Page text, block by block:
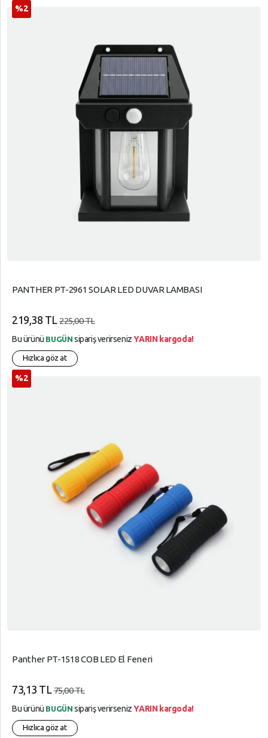
PANTHER PT-2961 SOLAR LED DUVAR LAMBASI
%2
219,38 TL 225,00 TL
Bu ürünü BUGÜN sipariş verirsenizYARIN kargoda!
Hızlıca göz at
Panther PT-1518 COB LED El Feneri
%2
73,13 TL75,00 TL
Bu ürünü BUGÜN sipariş verirsenizYARIN kargoda!
Hızlıca göz at